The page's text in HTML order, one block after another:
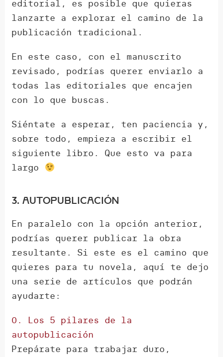
editorial, es posible que quieras
lanzarte a explorar el camino de la
publicación tradicional.
En este caso, con el manuscrito
revisado, podrías querer enviarlo a
todas las editoriales que encajen
con lo que buscas.
Siéntate a esperar, ten paciencia y,
sobre todo, empieza a escribir el
siguiente libro. Que esto va para
largo
3. Autopublicación
En paralelo con la opción anterior,
podrías querer publicar la obra
resultante. Si este es el camino que
quieres para tu novela, aquí te dejo
una serie de artículos que podrán
ayudarte:
0. Los 5 pilares de la
autopublicación
Prepárate para trabajar duro,